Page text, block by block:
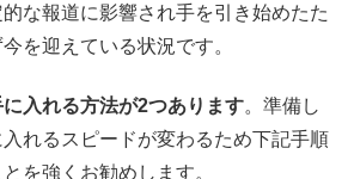
な報道に影響され手を引き始めたた
を迎えている状況です。
入れる方法が2つあります。準備し
れるスピードが変わるため下記手順
を強くお勧めします。